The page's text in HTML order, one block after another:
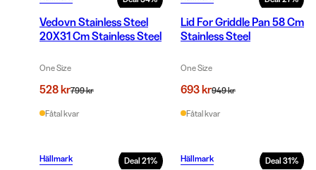
Vedovn Stainless Steel
20X31 Cm Stainless Steel
One Size
528 kr799 kr
Fåtal kvar
Lid For Griddle Pan 58 Cm
Stainless Steel
One Size
693 kr949 kr
Fåtal kvar
Deal 21%
Hällmark Deal 31%
Hällmark